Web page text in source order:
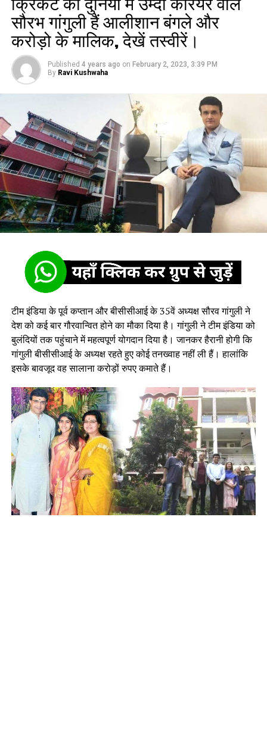
सौरभ गांगुली हैं आलीशान बंगले और
करोड़ो के मालिक, देखें तस्वीरें।
Published 4 years ago on February 2, 2023, 3:39 PM
By Ravi Kushwaha
टीम इंडिया के पूर्व कप्तान और बीसीसीआई के 35वें अध्यक्ष सौरव गांगुली ने
देश को कई बार गौरवान्वित होने का मौका दिया है। गांगुली ने टीम इंडिया को
बुलंदियों तक पहुंचाने में महत्वपूर्ण योगदान दिया है। जानकर हैरानी होगी कि
गांगुली बीसीसीआई के अध्यक्ष रहते हुए कोई तनख्वाह नहीं ली हैं। हालांकि
इसके बावजूद वह सालाना करोड़ों रुपए कमाते हैं।